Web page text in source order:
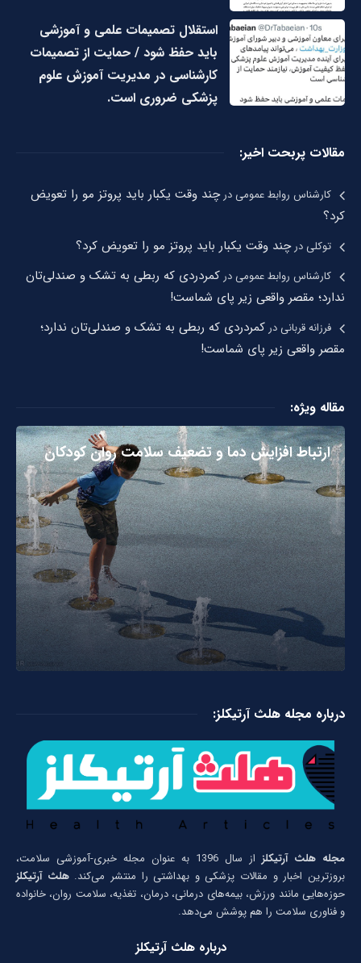
استقلال تصمیمات علمی و آموزشی
باید حفظ شود / حمایت از تصمیمات
کارشناسی در مدیریت آموزش علوم
پزشکی ضروری است.
مقالات پربحت اخیر:
کارشناس روابط عمومیدرچند وقت یکبار باید پروتز مو را تعویض
کرد؟
توکلیدرچند وقت یکبار باید پروتز مو را تعویض کرد؟
کارشناس روابط عمومیدر کمردردی که ربطی به تشک و صندلی‌تان
ندارد؛ مقصر واقعی زیر پای شماست!
فرزانه قربانیدر کمردردی که ربطی به تشک و صندلی‌تان ندارد؛
مقصر واقعی زیر پای شماست!
مقاله ویژه:
ارتباط افزایش دما و تضعیف سلامت روان کودکان
درباره مجله هلث آرتیکلز:
مجله هلث آرتیکلز
از سال 1396 به عنوان مجله خبری-آموزشی سلامت،
بروزترین اخبار و مقالات پزشکی و بهداشتی را منتشر می‌کند.هلث آرتیکلز
حوزه‌هایی مانند ورزش، بیمه‌های درمانی، درمان، تغذیه، سلامت روان، خانواده
و فناوری سلامت را هم پوشش می‌دهد.
درباره هلث آرتیکلز